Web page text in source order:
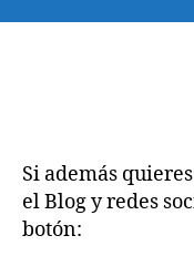
Si además
el Blog y redes
botón: